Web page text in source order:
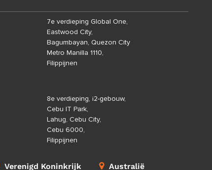
7e verdieping Global One,
Eastwood City,
Bagumbayan, Quezon City
Metro Manilla 1110,
Filippijnen
8e verdieping, i2-gebouw,
Cebu IT Park,
Lahug, Cebu City,
Cebu 6000,
Filippijnen
Verenigd Koninkrijk Australië